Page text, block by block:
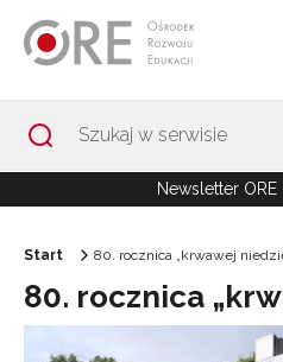
Newsletter
Start 80. rocznica „krwawej
80. rocznica